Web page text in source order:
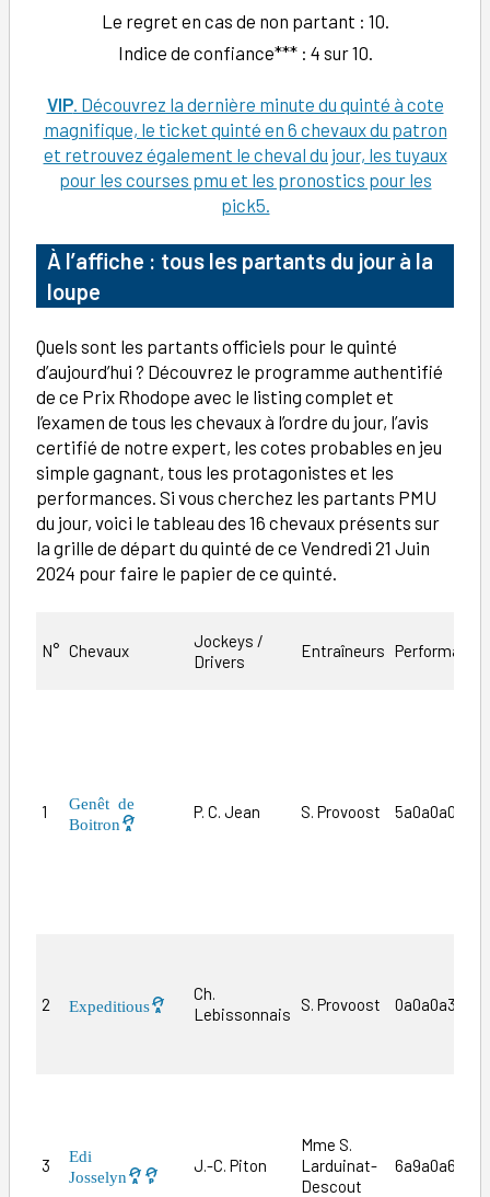
Le regret en cas de non partant : 10.
Indice de confiance*** : 4 sur 10.
VIP. Découvrez la dernière minute du quinté à cote
magnifique, le ticket quinté en 6 chevaux du patron
et retrouvez également le cheval du jour, les tuyaux
pour les courses pmu et les pronostics pour les
pick5.
À l’affiche : tous les partants du jour à la
loupe
Quels sont les partants officiels pour le quinté
d’aujourd’hui ? Découvrez le programme authentifié
de ce Prix Rhodope avec le listing complet et
l’examen de tous les chevaux à l’ordre du jour, l’avis
certifié de notre expert, les cotes probables en jeu
simple gagnant, tous les protagonistes et les
performances. Si vous cherchez les partants PMU
du jour, voici le tableau des 16 chevaux présents sur
la grille de départ du quinté de ce Vendredi 21 Juin
2024 pour faire le papier de ce quinté.
N° Chevaux
Jockeys /
Drivers
Entraîneurs
1
Genêt de
Boitron
P. C. Jean S. Provoost 5a0a0a0a
2 Expeditious
Ch.
Lebissonnais
S. Provoost 0a0a0a3a3a
3
Edi
Josselyn
J.-C. Piton
Mme S.
Larduinat-
Descout
6a9a0a6a7a